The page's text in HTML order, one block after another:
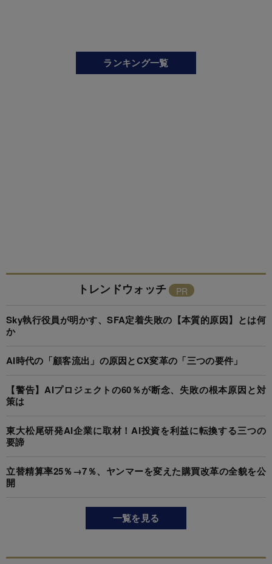
ランキング一覧
トレンドウォッチ
Sky執行役員が明かす、SFA定着失敗の【本質的原因】とは何
か
AI時代の「顧客流出」の原因とCX変革の「三つの要件」
【警告】AIプロジェクトの60％が断念、失敗の根本原因と対
策は
東大松尾研発AI企業に取材！AI投資を利益に転換する三つの
要諦
立替精算率25％→7％、ヤンマーを変えた購買改革の全貌を公
開
一覧を見る